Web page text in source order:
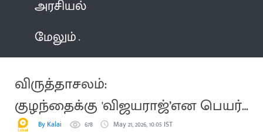
அரசியல்
மேலும்
விருத்தாசலம்:
குழந்தைக்கு 'விஜயராஜ்’என பெயர்
சூட்டிய எம்எல்ஏ
By Kalai 678 May 21, 2026, 10:05 IST